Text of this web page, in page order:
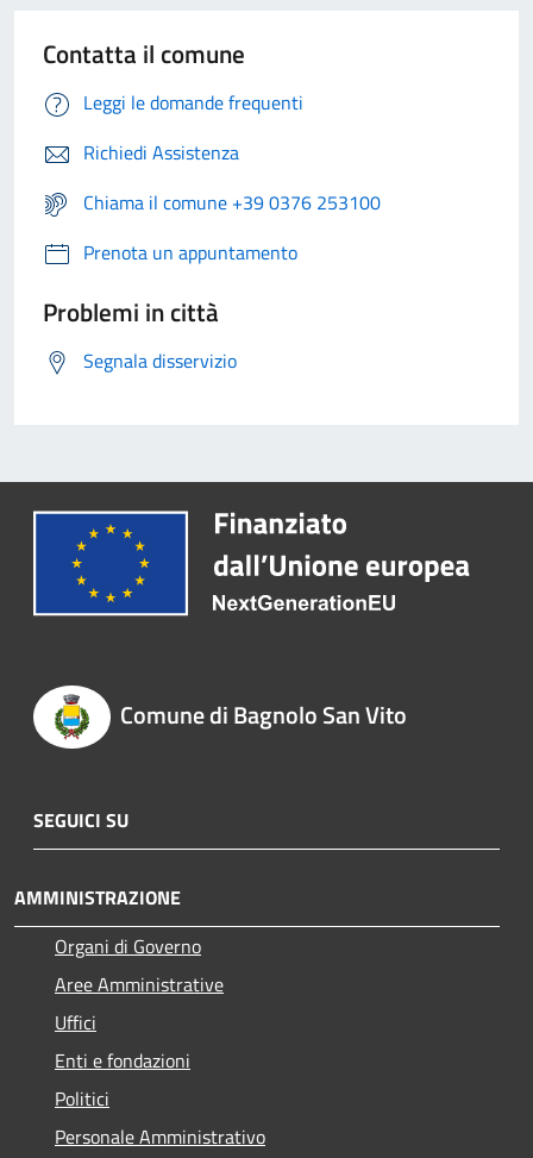
Contatta il comune
Leggi le domande frequenti
Richiedi Assistenza
Chiama il comune +39 0376 253100
Prenota un appuntamento
Problemi in città
Segnala disservizio
Comune di Bagnolo San Vito
SEGUICI SU
AMMINISTRAZIONE
Organi di Governo
Aree Amministrative
Uffici
Enti e fondazioni
Politici
Personale Amministrativo